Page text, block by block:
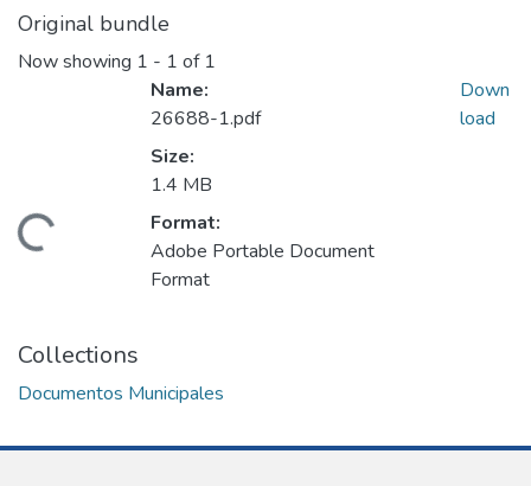
Original bundle
Now showing 1 - 1 of 1
Loading...
Name:
26688-1.pdf
Size:
1.4 MB
Format:
Adobe Portable Document
Format
Down
load
Collections
Documentos Municipales